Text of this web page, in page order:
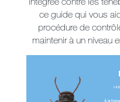
ce guide qui vous
procédure de
maintenir à un niveau